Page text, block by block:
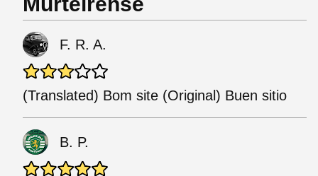
F. R. A.
(Translated) Bom site (Original) Buen sitio
B. P.